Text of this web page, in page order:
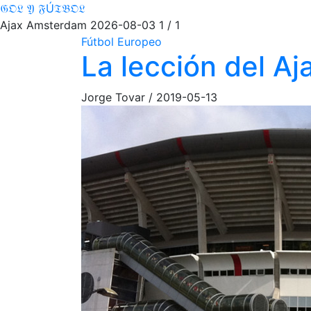
𝔊𝔒𝔏 𝔜 𝔉Ú𝔗𝔅𝔒𝔏
Ajax Amsterdam 2026-08-03 1 / 1
Fútbol Europeo
La lección del
Jorge Tovar / 2019-05-13